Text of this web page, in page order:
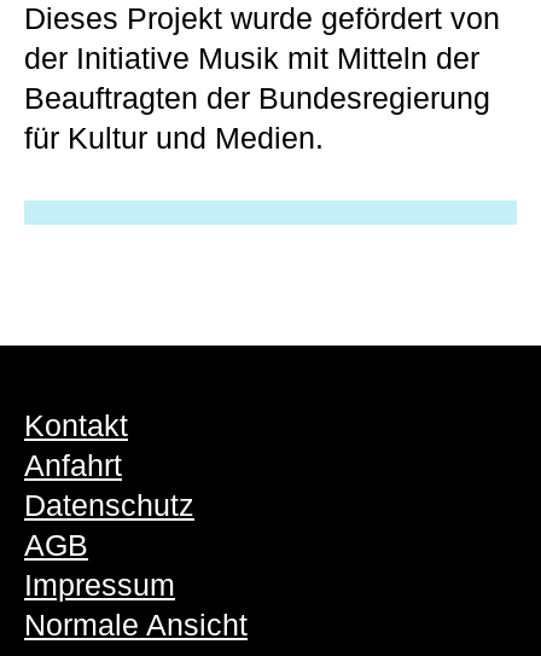
Dieses Projekt wurde gefördert von
der Initiative Musik mit Mitteln der
Beauftragten der Bundesregierung
für Kultur und Medien.
Kontakt
Anfahrt
Datenschutz
AGB
Impressum
Normale Ansicht